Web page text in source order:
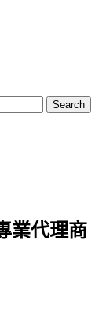
業代理商